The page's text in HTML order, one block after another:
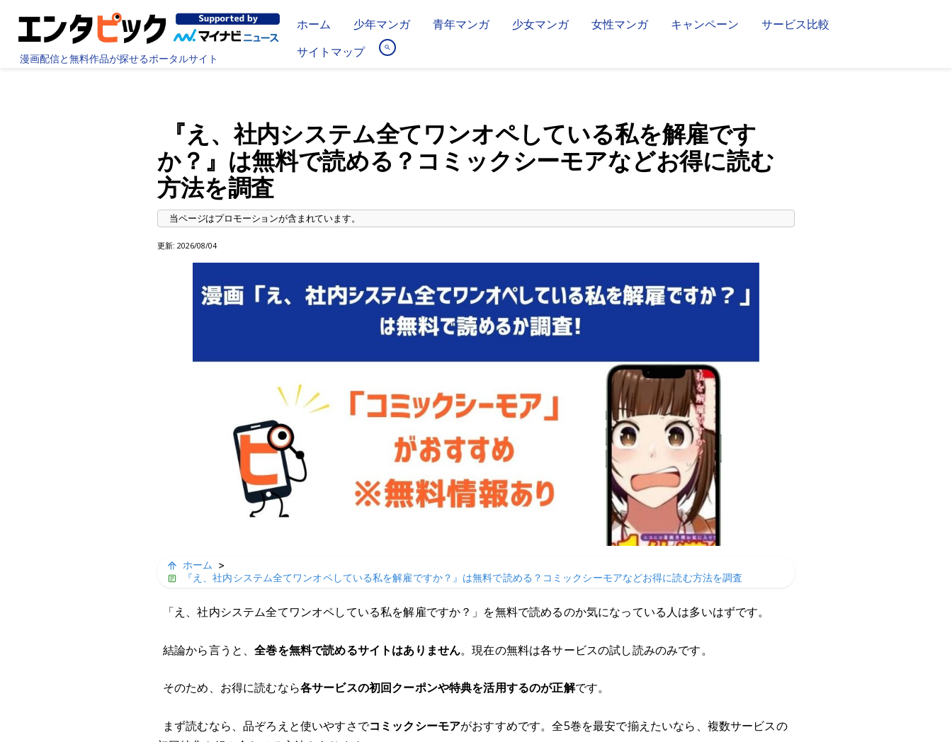
漫画配信と無料作品が探せるポータルサイト
ホーム 少年マンガ 青年マンガ 少女マンガ 女性マンガ キャンペーン
サービス比較
サイトマップ
『え、社内システム全てワンオペしている私を解雇です
か？』は無料で読める？コミックシーモアなどお得に読む
方法を調査
更新: 2026/08/04
ホーム
>
『え、社内システム全てワンオペしている私を解雇ですか？』は無料で読める？コミックシーモアなどお得に読む方法を調査
「え、社内システム全てワンオペしている私を解雇ですか？」を無料で読めるのか気になっている人は多いはずです。
結論から言うと、全巻を無料で読めるサイトはありません。現在の無料は各サービスの試し読みのみです。
そのため、お得に読むなら各サービスの初回クーポンや特典を活用するのが正解です。
まず読むなら、品ぞろえと使いやすさでコミックシーモアがおすすめです。全5巻を最安で揃えたいなら、複数サービスの